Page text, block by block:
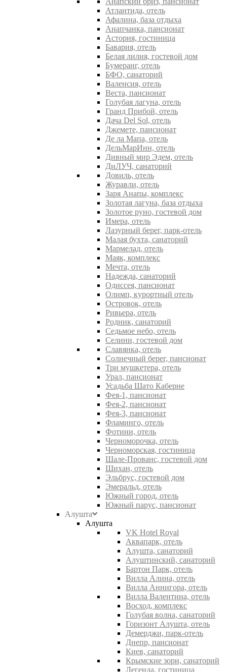
Атлантида, отель
Афалина, база отдыха
Анапчанка, пансионат
Астория, гостиница
Бавария, отель
Белая лилия, гостевой дом
Бумеранг, отель
БФО, санаторий
Валенсия, отель
Веста, пансионат
Голубая лагуна, отель
Гранд Прибой, отель
Дача Del Sol, отель
Джемете, пансионат
Де ла Мапа, отель
ДельМарИнн, отель
Дивный мир Эдем, отель
ДиЛУЧ, санаторий
Довиль, отель
Журавли, отель
Заря Анапы, комплекс
Золотая лагуна, база отдыха
Золотое руно, гостевой дом
Имера, отель
Лазурный берег, парк-отель
Малая бухта, санаторий
Мармелад, отель
Маяк, комплекс
Мечта, отель
Надежда, санаторий
Одиссея, пансионат
Олимп, курортный отель
Островок, отель
Ривьера, отель
Родник, санаторий
Седьмое небо, отель
Селини, гостевой дом
Славянка, отель
Солнечный берег, пансионат
Три мушкетера, отель
Урал, пансионат
Усадьба Шато Каберне
Фея-1, пансионат
Фея-2, пансионат
Фея-3, пансионат
Фламинго, отель
Фотини, отель
Черноморочка, отель
Черноморская, гостиница
Шале-Прованс, гостевой дом
Шихан, отель
Эльбрус, гостевой дом
Эмеральд, отель
Южный город, отель
Южный парус, пансионат
Алушта
Алушта
VK Hotel Royal
Аквапарк, отель
Алушта, санаторий
Алуштинский, санаторий
Бартон Парк, отель
Вилла Алина, отель
Вилла Аннигора, отель
Вилла Валентина, отель
Восход, комплекс
Голубая волна, санаторий
Горизонт Алушта, отель
Демерджи, парк-отель
Днепр, пансионат
Киев, санаторий
Крымские зори, санаторий
Легенда, гостиница